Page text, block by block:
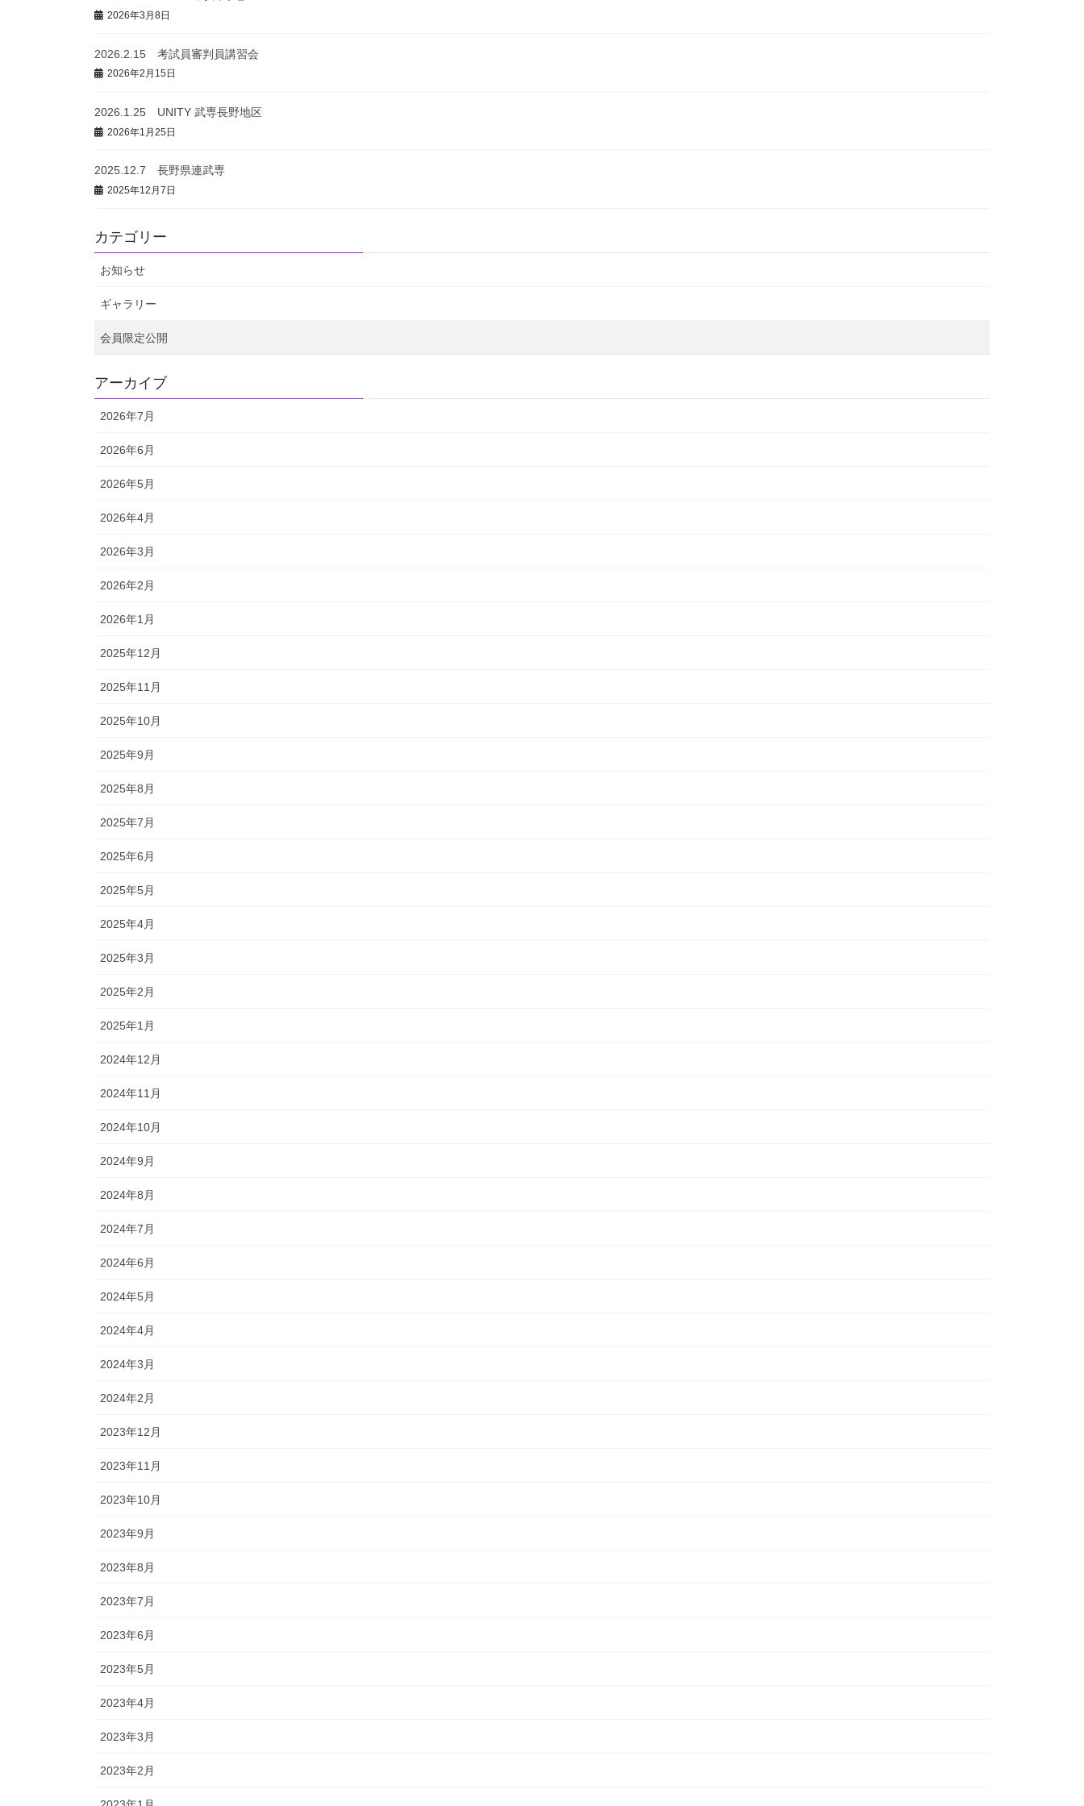
2026年3月8日
2026.2.15 考試員審判員講習会
2026年2月15日
2026.1.25 UNITY 武専長野地区
2026年1月25日
2025.12.7 長野県連武専
2025年12月7日
カテゴリー
お知らせ
ギャラリー
会員限定公開
アーカイブ
2026年7月
2026年6月
2026年5月
2026年4月
2026年3月
2026年2月
2026年1月
2025年12月
2025年11月
2025年10月
2025年9月
2025年8月
2025年7月
2025年6月
2025年5月
2025年4月
2025年3月
2025年2月
2025年1月
2024年12月
2024年11月
2024年10月
2024年9月
2024年8月
2024年7月
2024年6月
2024年5月
2024年4月
2024年3月
2024年2月
2023年12月
2023年11月
2023年10月
2023年9月
2023年8月
2023年7月
2023年6月
2023年5月
2023年4月
2023年3月
2023年2月